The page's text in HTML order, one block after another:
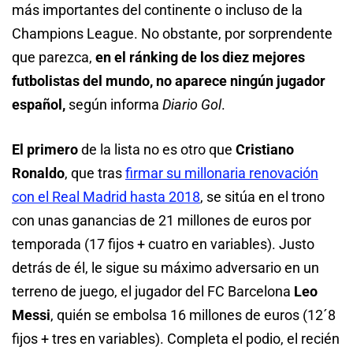
más importantes del continente o incluso de la
Champions League. No obstante, por sorprendente
que parezca, en el ránking de los diez mejores
futbolistas del mundo, no aparece ningún jugador
español, según informa Diario Gol.
El primerode la lista no es otro que Cristiano
Ronaldo, que trasfirmar su millonaria renovación
con el Real Madrid hasta 2018, se sitúa en el trono
con unas ganancias de 21 millones de euros por
temporada (17 fijos + cuatro en variables). Justo
detrás de él, le sigue su máximo adversario en un
terreno de juego, el jugador del FC Barcelona Leo
Messi, quién se embolsa 16 millones de euros (12´8
fijos + tres en variables). Completa el podio, el recién